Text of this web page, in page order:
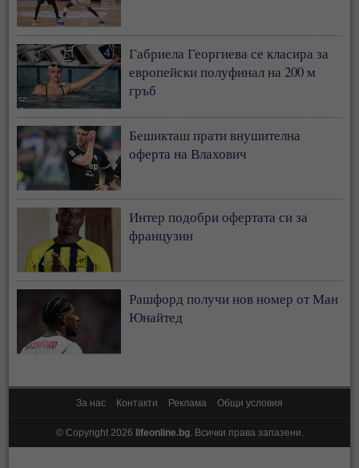
Габриела Георгиева се класира за
европейски полуфинал на 200 м
гръб
Бешикташ прати внушителна
оферта на Влахович
Интер подобри офертата си за
французин
Рашфорд получи нов номер от Ман
Юнайтед
За нас Контакти Реклама Общи условия
© Copyright 2026 lifeonline.bg. Всички права запазени.